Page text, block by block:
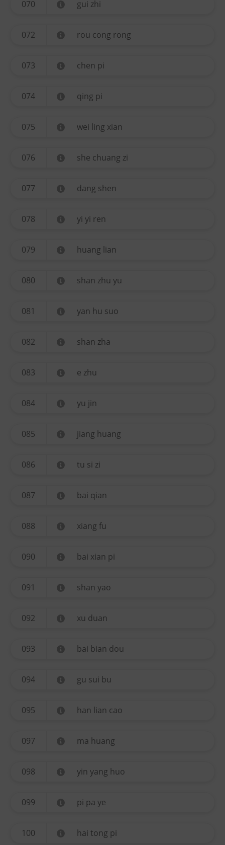
070 gui zhi
072 rou cong rong
073 chen pi
074 qing pi
075 wei ling xian
076 she chuang zi
077 dang shen
078 yi yi ren
079 huang lian
080 shan zhu yu
081 yan hu suo
082 shan zha
083 e zhu
084 yu jin
085 jiang huang
086 tu si zi
087 bai qian
088 xiang fu
090 bai xian pi
091 shan yao
092 xu duan
093 bai bian dou
094 gu sui bu
095 han lian cao
097 ma huang
098 yin yang huo
099 pi pa ye
100 hai tong pi